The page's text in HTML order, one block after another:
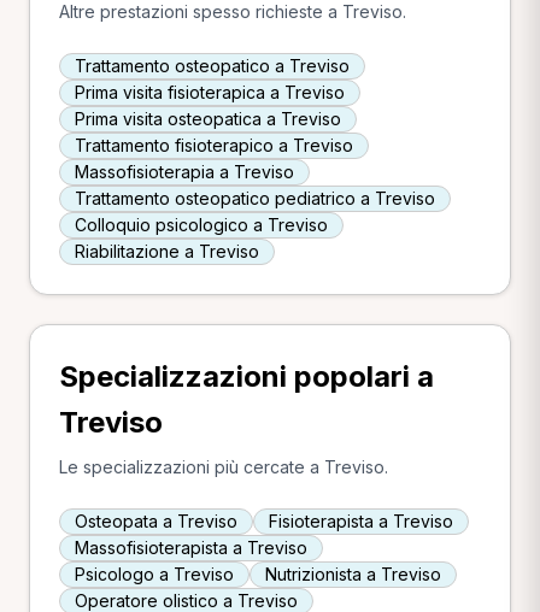
Altre prestazioni spesso richieste a Treviso.
Trattamento osteopatico a Treviso
Prima visita fisioterapica a Treviso
Prima visita osteopatica a Treviso
Trattamento fisioterapico a Treviso
Massofisioterapia a Treviso
Trattamento osteopatico pediatrico a Treviso
Colloquio psicologico a Treviso
Riabilitazione a Treviso
Specializzazioni popolari a
Treviso
Le specializzazioni più cercate a Treviso.
Osteopata a Treviso
Fisioterapista a Treviso
Massofisioterapista a Treviso
Psicologo a Treviso
Nutrizionista a Treviso
Operatore olistico a Treviso